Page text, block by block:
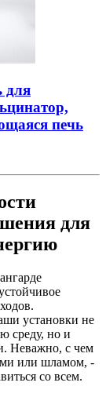
для
печь
для
установки не
среду, но и
Неважно, с чем
или шламом, -
со всем.